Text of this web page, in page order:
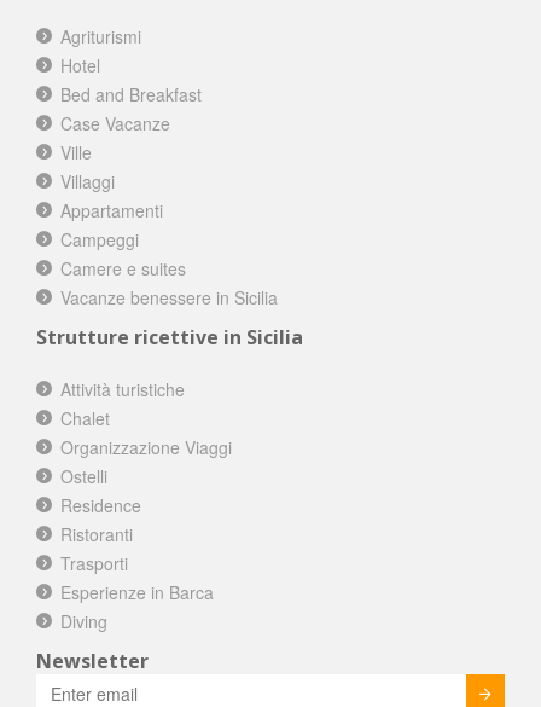
Agriturismi
Hotel
Bed and Breakfast
Case Vacanze
Ville
Villaggi
Appartamenti
Campeggi
Camere e suites
Vacanze benessere in Sicilia
Strutture ricettive in Sicilia
Attività turistiche
Chalet
Organizzazione Viaggi
Ostelli
Residence
Ristoranti
Trasporti
Esperienze in Barca
Diving
Newsletter